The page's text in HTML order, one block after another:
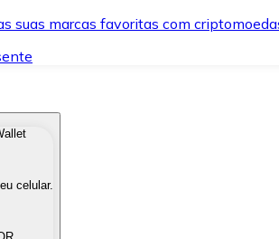
suas marcas favoritas com
interesse de forma rápida e segura.
moeda fiduciária quando precisar.
celular.